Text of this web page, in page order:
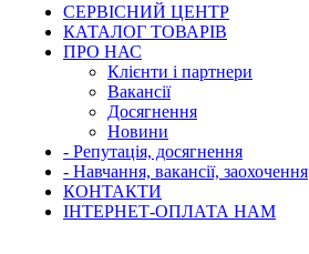
СЕРВІСНИЙ ЦЕНТР
КАТАЛОГ ТОВАРІВ
ПРО НАС
Клієнти і партнери
Вакансії
Досягнення
Новини
- Репутація, досягнення
- Навчання, вакансії, заохочення
КОНТАКТИ
ІНТЕРНЕТ-ОПЛАТА НАМ